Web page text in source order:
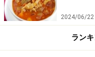
2024/06/22
ラン